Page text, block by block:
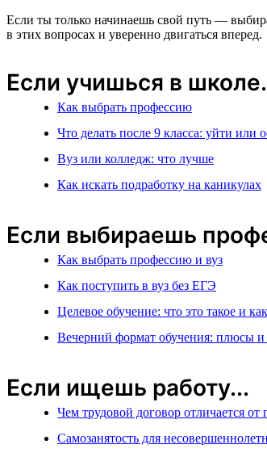
Если ты только начинаешь свой путь —
в этих вопросах и уверенно двигаться вперед.
Если учишься в
Как выбрать профессию
Что делать после 9 класса: уйти или
Вуз или колледж: что лучше
Как искать подработку на каникулах
Если выбираешь
Как выбрать профессию и вуз
Как поступить в вуз без ЕГЭ
Целевое обучение: что это такое и
Вечерний формат обучения: плюсы
Если ищешь работу...
Чем трудовой договор отличается от
Самозанятость для